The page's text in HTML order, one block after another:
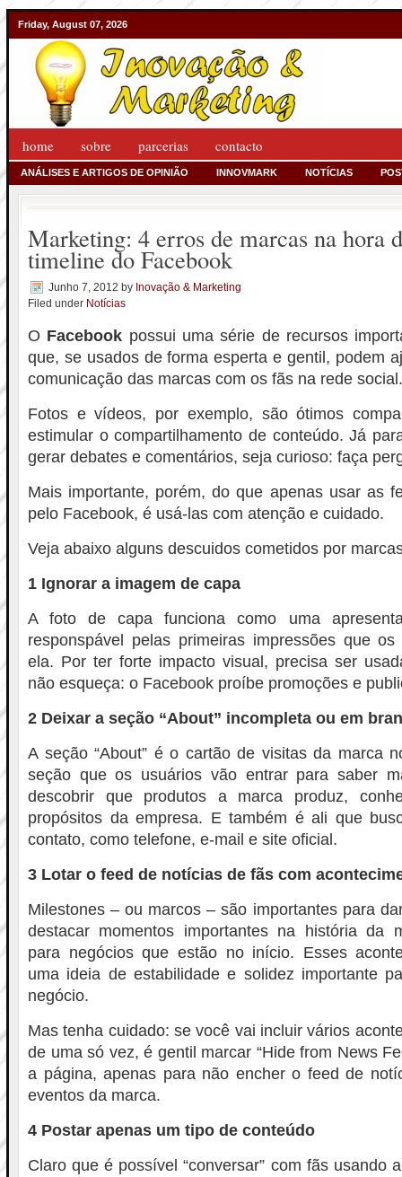
Friday, August 07, 2026
home sobre parcerias contacto
ANÁLISES E ARTIGOS DE OPINIÃO INNOVMARK NOTÍCIAS
Marketing: 4 erros de marcas na hora
timeline do Facebook
Junho 7, 2012 by Inovação & Marketing
Filed under Notícias
O Facebook possui uma série de recursos
que, se usados de forma esperta e gentil, podem
comunicação das marcas com os fãs na rede social.
Fotos e vídeos, por exemplo, são ótimos
estimular o compartilhamento de conteúdo. Já
gerar debates e comentários, seja curioso: faça
Mais importante, porém, do que apenas usar as
pelo Facebook, é usá-las com atenção e cuidado.
Veja abaixo alguns descuidos cometidos por
1 Ignorar a imagem de capa
A foto de capa funciona como uma
responspável pelas primeiras impressões que
ela. Por ter forte impacto visual, precisa ser
não esqueça: o Facebook proíbe promoções e
2 Deixar a seção “About” incompleta ou em
A seção “About” é o cartão de visitas da marca
seção que os usuários vão entrar para saber
descobrir que produtos a marca produz,
propósitos da empresa. E também é ali que
contato, como telefone, e-mail e site oficial.
3 Lotar o feed de notícias de fãs com
Milestones – ou marcos – são importantes para
destacar momentos importantes na história da
para negócios que estão no início. Esses
uma ideia de estabilidade e solidez importante
negócio.
Mas tenha cuidado: se você vai incluir vários
de uma só vez, é gentil marcar “Hide from News
a página, apenas para não encher o feed de
eventos da marca.
4 Postar apenas um tipo de conteúdo
Claro que é possível “conversar” com fãs usando